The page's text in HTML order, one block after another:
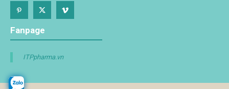
Fanpage
ITPpharma.vn